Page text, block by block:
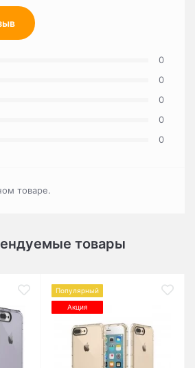
0
0
0
0
0
товаре.
товары
Популярный
Акция